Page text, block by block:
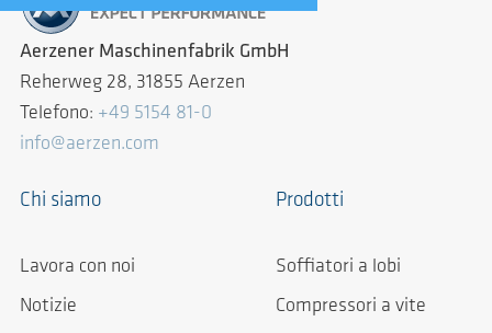
Aerzener Maschinenfabrik GmbH
Reherweg 28, 31855 Aerzen
Telefono: +49 5154 81-0
info@aerzen.com
Chi siamo
Lavora con noi
Notizie
Prodotti
Soffiatori a lobi
Compressori a vite